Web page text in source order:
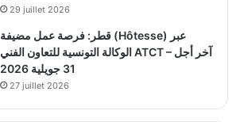
29 juillet 2026
قطر: فرصة عمل مضيفة (Hôtesse) عبر
الوكالة التونسية للتعاون الفني ATCT – آخر أجل
31 جويلية 2026
27 juillet 2026